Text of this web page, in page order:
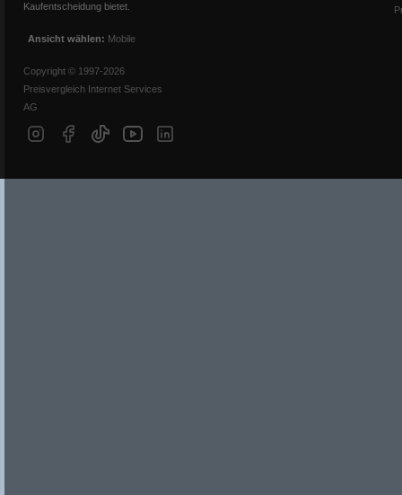
Kaufentscheidung bietet.
Ansicht wählen: Mobile
Copyright © 1997-2026
Preisvergleich Internet Services
AG